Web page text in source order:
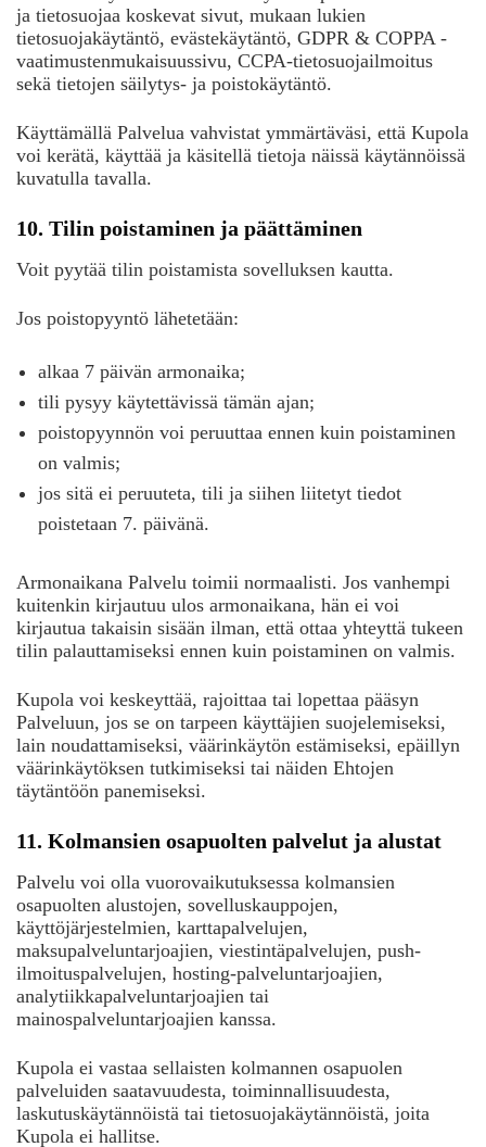
ja tietosuojaa koskevat sivut, mukaan lukien
tietosuojakäytäntö, evästekäytäntö, GDPR & COPPA -
vaatimustenmukaisuussivu, CCPA-tietosuojailmoitus
sekä tietojen säilytys- ja poistokäytäntö.
Käyttämällä Palvelua vahvistat ymmärtäväsi, että Kupola
voi kerätä, käyttää ja käsitellä tietoja näissä käytännöissä
kuvatulla tavalla.
10. Tilin poistaminen ja päättäminen
Voit pyytää tilin poistamista sovelluksen kautta.
Jos poistopyyntö lähetetään:
alkaa 7 päivän armonaika;
tili pysyy käytettävissä tämän ajan;
poistopyynnön voi peruuttaa ennen kuin poistaminen
on valmis;
jos sitä ei peruuteta, tili ja siihen liitetyt tiedot
poistetaan 7. päivänä.
Armonaikana Palvelu toimii normaalisti. Jos vanhempi
kuitenkin kirjautuu ulos armonaikana, hän ei voi
kirjautua takaisin sisään ilman, että ottaa yhteyttä tukeen
tilin palauttamiseksi ennen kuin poistaminen on valmis.
Kupola voi keskeyttää, rajoittaa tai lopettaa pääsyn
Palveluun, jos se on tarpeen käyttäjien suojelemiseksi,
lain noudattamiseksi, väärinkäytön estämiseksi, epäillyn
väärinkäytöksen tutkimiseksi tai näiden Ehtojen
täytäntöön panemiseksi.
11. Kolmansien osapuolten palvelut ja alustat
Palvelu voi olla vuorovaikutuksessa kolmansien
osapuolten alustojen, sovelluskauppojen,
käyttöjärjestelmien, karttapalvelujen,
maksupalveluntarjoajien, viestintäpalvelujen, push-
ilmoituspalvelujen, hosting-palveluntarjoajien,
analytiikkapalveluntarjoajien tai
mainospalveluntarjoajien kanssa.
Kupola ei vastaa sellaisten kolmannen osapuolen
palveluiden saatavuudesta, toiminnallisuudesta,
laskutuskäytännöistä tai tietosuojakäytännöistä, joita
Kupola ei hallitse.